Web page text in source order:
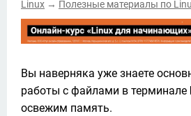
Linux → Полезные материалы по
Вы наверняка уже знаете
работы с файлами в терминале
освежим память.